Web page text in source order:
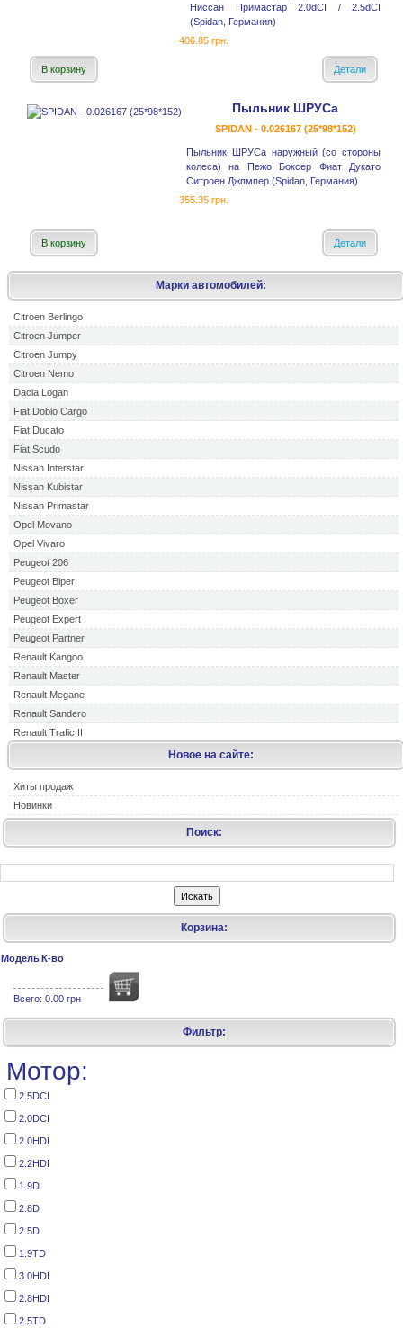
Марки автомобилей:
Citroen Berlingo
Citroen Jumper
Citroen Jumpy
Citroen Nemo
Dacia Logan
Fiat Doblo Cargo
Fiat Ducato
Fiat Scudo
Nissan Interstar
Nissan Kubistar
Nissan Primastar
Opel Movano
Opel Vivaro
Peugeot 206
Peugeot Biper
Peugeot Boxer
Peugeot Expert
Peugeot Partner
Renault Kangoo
Renault Master
Renault Megane
Renault Sandero
Renault Trafic II
Новое на сайте:
Хиты продаж
Новинки
Ниссан Примастар 2.0dCI / 2.5dCI
(Spidan, Германия)
406.85 грн.
В корзину Детали
Пыльник ШРУСа
SPIDAN - 0.026167 (25*98*152)
Пыльник ШРУСа наружный (со стороны
колеса) на Пежо Боксер Фиат Дукато
Ситроен Джпмпер (Spidan, Германия)
355.35 грн.
В корзину Детали
Поиск:
Корзина:
Модель К-во
Всего: 0.00 грн
Фильтр:
Мотор:
2.5DCI
2.0DCI
2.0HDI
2.2HDI
1.9D
2.8D
2.5D
1.9TD
3.0HDI
2.8HDI
2.5TD